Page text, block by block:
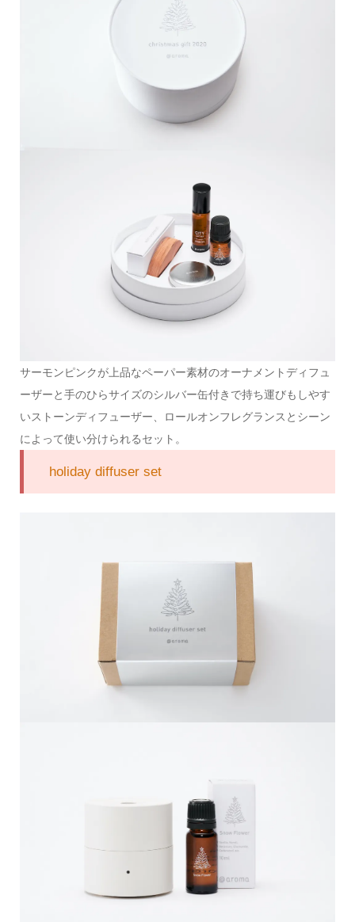
サーモンピンクが上品なペーパー素材のオーナメントディフュ
ーザーと手のひらサイズのシルバー缶付きで持ち運びもしやす
いストーンディフューザー、ロールオンフレグランスとシーン
によって使い分けられるセット。
holiday diffuser set